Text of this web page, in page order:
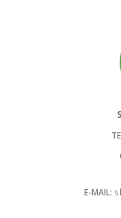
E-MAIL: